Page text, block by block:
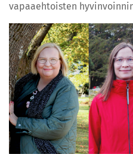
vapaaehtoisten